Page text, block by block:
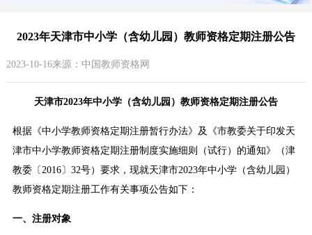
2023年天津市中小学（含幼儿园）教师资格定期注册公告
2023-10-16来源：中国教师资格网
天津市2023年中小学（含幼儿园）教师资格定期注册公告
根据《中小学教师资格定期注册暂行办法》及《市教委关于印发天
津市中小学教师资格定期注册制度实施细则（试行）的通知》（津
教委〔2016〕32号）要求，现就天津市2023年中小学（含幼儿园）
教师资格定期注册工作有关事项公告如下：
一、注册对象